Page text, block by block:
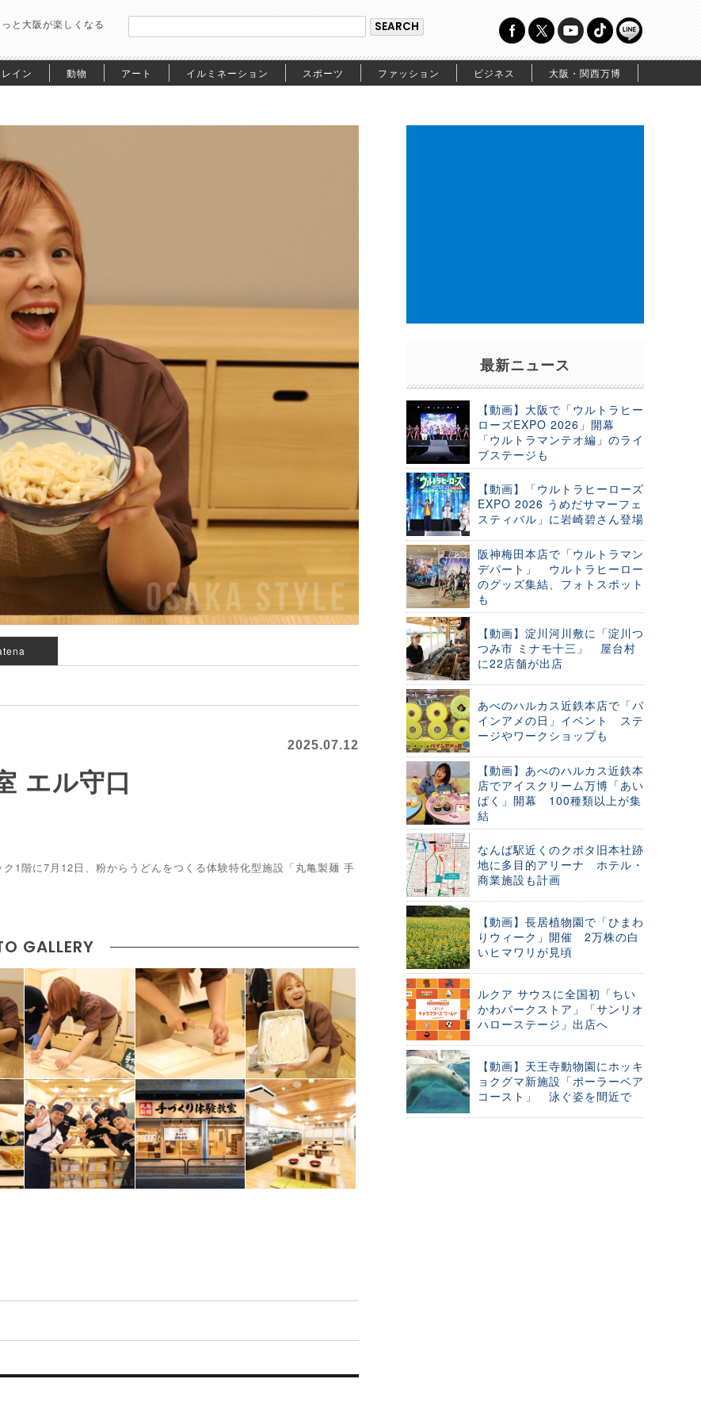
と大阪が楽しくなる
レイン 動物 アート イルミネーション スポーツ ファッション ビジネス 大阪・関西万博
2025.07.12
エル守口
1階に7月12日、粉からうどんをつくる体験特化型施設「丸亀製麺 手
GALLERY
最新ニュース
【動画】大阪で「ウルトラヒー
ローズEXPO 2026」開幕
「ウルトラマンテオ編」のライ
ブステージも
【動画】「ウルトラヒーローズ
EXPO 2026 うめだサマーフェ
スティバル」に岩崎碧さん登場
阪神梅田本店で「ウルトラマン
デパート」 ウルトラヒーロー
のグッズ集結、フォトスポット
も
【動画】淀川河川敷に「淀川つ
つみ市 ミナモ十三」 屋台村
に22店舗が出店
あべのハルカス近鉄本店で「パ
インアメの日」イベント ステ
ージやワークショップも
【動画】あべのハルカス近鉄本
店でアイスクリーム万博「あい
ぱく」開幕 100種類以上が集
結
なんば駅近くのクボタ旧本社跡
地に多目的アリーナ ホテル・
商業施設も計画
【動画】長居植物園で「ひまわ
りウィーク」開催 2万株の白
いヒマワリが見頃
ルクア サウスに全国初「ちい
かわパークストア」「サンリオ
ハローステージ」出店へ
【動画】天王寺動物園にホッキ
ョクグマ新施設「ポーラーベア
コースト」 泳ぐ姿を間近で